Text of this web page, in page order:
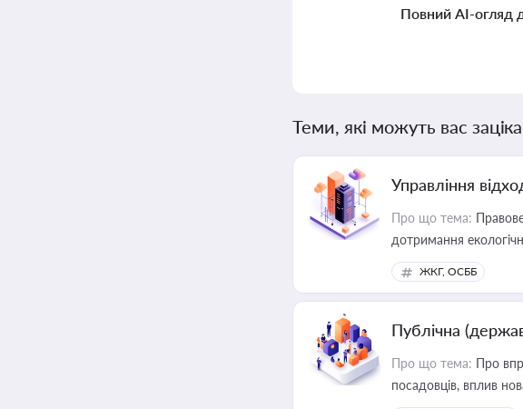
Повний AI-огляд
Теми, які можуть вас
Управління
Про що тема:
дотримання
ЖКГ, ОСББ
Публічна
Про що тема: Про
посадовців, вплив